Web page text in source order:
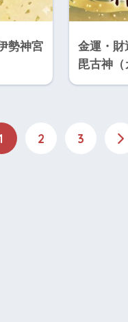
勢神宮
金運・財
毘古神
2 3